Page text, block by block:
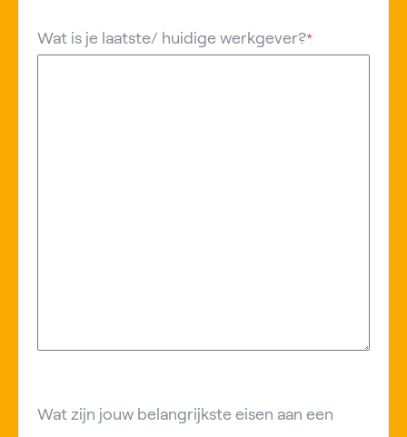
Wat is je laatste/ huidige werkgever?*
Wat zijn jouw belangrijkste eisen aan een